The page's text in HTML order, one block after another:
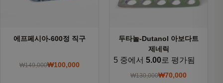
에프페시아-600정 직구
₩149,000 원래 가격: ₩149,000.
₩100,000
현재 가격: ₩100,000.
두타놀-Dutanol 아보다트
제네릭
5 중에서 5.00로 평가됨
₩130,000원래 가격:
₩70,000
현재 가격: ₩70,000.